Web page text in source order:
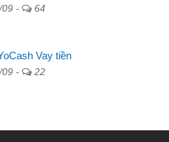
khi
tôi trả
- 64
Vay tiền
- 22